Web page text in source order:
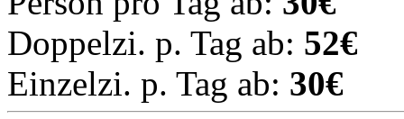
Doppelzi. p. Tag ab: 52€
Einzelzi. p. Tag ab: 30€